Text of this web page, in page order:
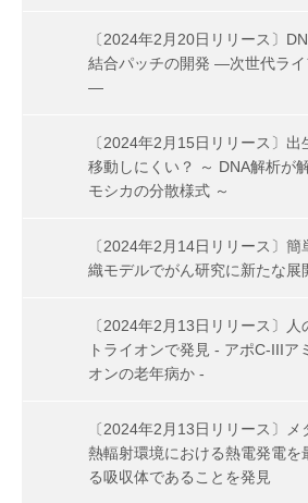
〔2024年2月20日リリース〕
結合パッチの開発 ―次世代ラ
―
〔2024年2月15日リリース〕
移動しにくい？ ～ DNA解析が
モシカの分散様式 ～
〔2024年2月14日リリース〕
織モデルでがん研究に新たな展
〔2024年2月13日リリース〕
トライオンで発見 - アポC-IIIア
オンの老年病か -
〔2024年2月13日リリース〕
熱輻射環境における熱電発電を
る吸収体であることを発見